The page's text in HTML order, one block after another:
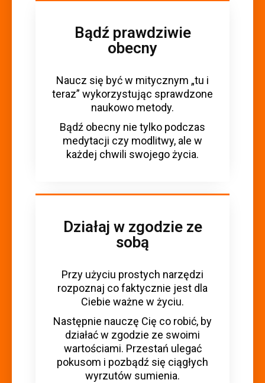
Bądź prawdziwie
obecny
Naucz się być w mitycznym „tu i
teraz” wykorzystując sprawdzone
naukowo metody.
Bądź obecny nie tylko podczas
medytacji czy modlitwy, ale w
każdej chwili swojego życia.
Działaj w zgodzie ze
sobą
Przy użyciu prostych narzędzi
rozpoznaj co faktycznie jest dla
Ciebie ważne w życiu.
Następnie nauczę Cię co robić, by
działać w zgodzie ze swoimi
wartościami. Przestań ulegać
pokusom i pozbądź się ciągłych
wyrzutów sumienia.